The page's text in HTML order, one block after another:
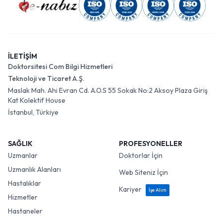
İLETİŞİM
Doktorsitesi Com Bilgi Hizmetleri
Teknoloji ve Ticaret A.Ş.
Maslak Mah. Ahi Evran Cd. A.O.S 55 Sokak No:2 Aksoy Plaza Giriş
Kat Kolektif House
İstanbul, Türkiye
SAĞLIK
Uzmanlar
Uzmanlık Alanları
Hastalıklar
Hizmetler
Hastaneler
PROFESYONELLER
Doktorlar İçin
Web Siteniz İçin
Kariyer
İşe Alım